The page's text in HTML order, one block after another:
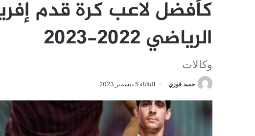
كأفضل لاعب كرة قدم
الرياضي 2022-2023
وكالات
حميد فوزي الثلاثاء 5 ديسمبر 2023